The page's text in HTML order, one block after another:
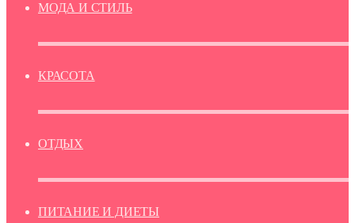
МОДА И СТИЛЬ
КРАСОТА
ОТДЫХ
ПИТАНИЕ И ДИЕТЫ